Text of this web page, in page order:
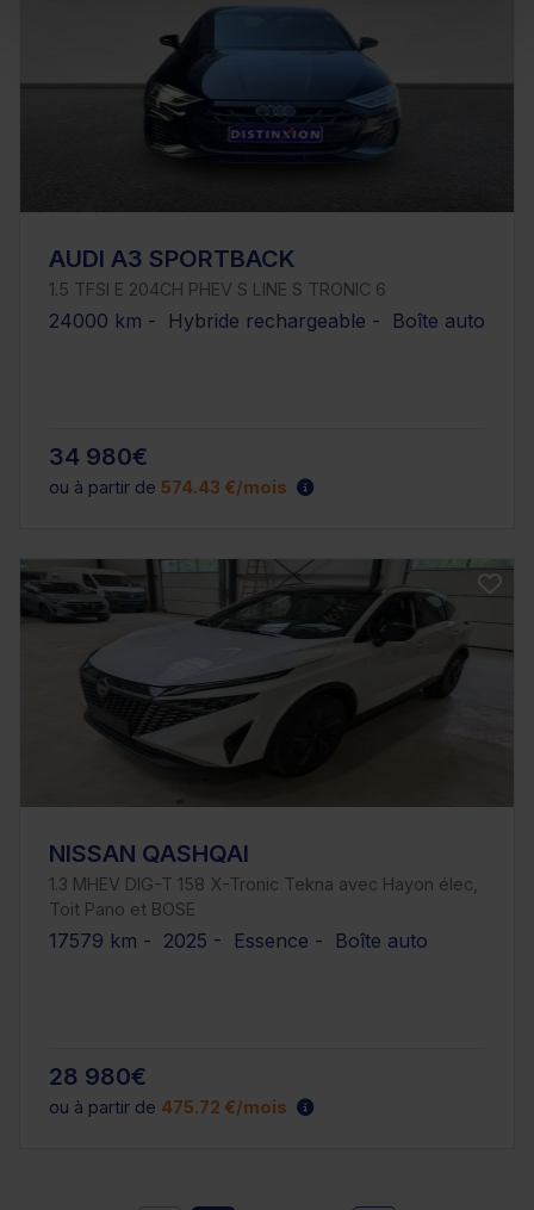
AUDI A3 SPORTBACK
1.5 TFSI E 204CH PHEV S LINE S TRONIC 6
24000 km - Hybride rechargeable - Boîte auto
34 980€
ou à partir de 574.43 €/mois
NISSAN QASHQAI
1.3 MHEV DIG-T 158 X-Tronic Tekna avec Hayon élec,
Toit Pano et BOSE
17579 km - 2025 - Essence - Boîte auto
28 980€
ou à partir de 475.72 €/mois